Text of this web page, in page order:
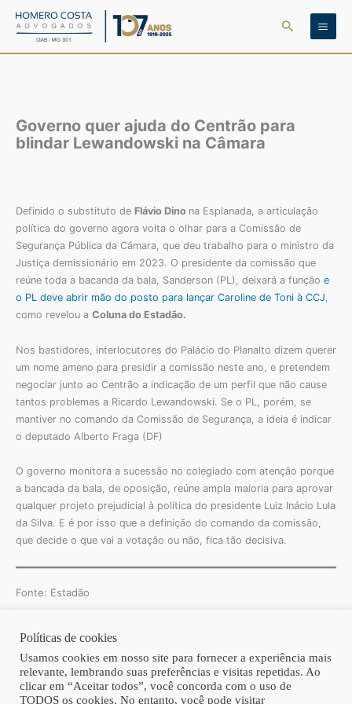
para
Pesquisar
Governo quer ajuda do Centrão para
blindar Lewandowski na Câmara
Definido o substituto de Flávio Dino na Esplanada, a articulação
política do governo agora volta o olhar para a Comissão de
Segurança Pública da Câmara, que deu trabalho para o ministro da
Justiça demissionário em 2023. O presidente da comissão que
reúne toda a bacanda da bala, Sanderson (PL), deixará a função e
o PL deve abrir mão do posto para lançar Caroline de Toni à CCJ,
como revelou a Coluna do Estadão.
Nos bastidores, interlocutores do Palácio do Planalto dizem querer
um nome ameno para presidir a comissão neste ano, e pretendem
negociar junto ao Centrão a indicação de um perfil que não cause
tantos problemas a Ricardo Lewandowski. Se o PL, porém, se
mantiver no comando da Comissão de Segurança, a ideia é indicar
o deputado Alberto Fraga (DF)
O governo monitora a sucessão no colegiado com atenção porque
a bancada da bala, de oposição, reúne ampla maioria para aprovar
qualquer projeto prejudicial à política do presidente Luiz Inácio Lula
da Silva. E é por isso que a definição do comando da comissão,
que decide o que vai a votação ou não, fica tão decisiva.
Fonte: Estadão
Copyright © 2026 | Homero Costa Advogados
Políticas de cookies
Usamos cookies em nosso site para fornecer a experiência mais
relevante, lembrando suas preferências e visitas repetidas. Ao
clicar em “Aceitar todos”, você concorda com o uso de
TODOS os cookies. No entanto, você pode visitar